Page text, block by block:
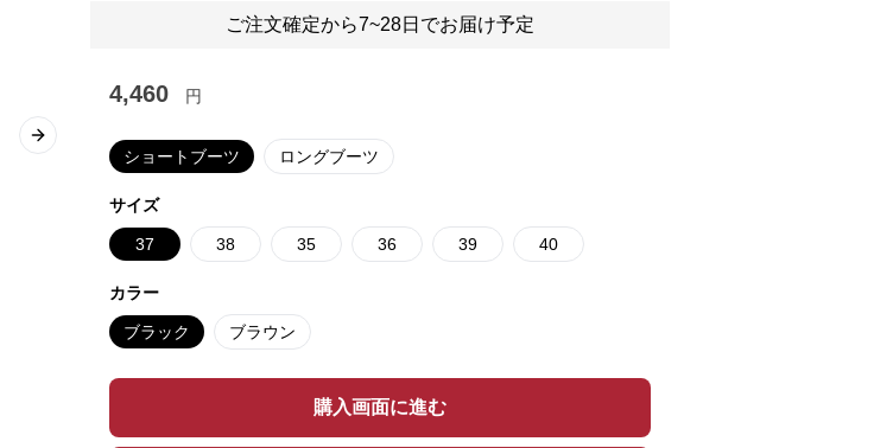
Next slide
ご注文確定から7~28日でお届け予定
4,460 円
ショートブーツ ロングブーツ
サイズ
37 38 35 36 39 40
カラー
ブラック ブラウン
購入画面に進む